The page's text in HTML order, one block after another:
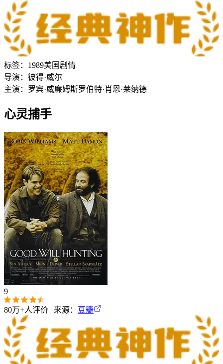
标签： 1989美国 剧情
导演： 彼得·威尔
主演： 罗宾·威廉姆斯罗伯特·肖恩·莱纳德
心灵捕手
9
80万+人评价 | 来源： 豆瓣